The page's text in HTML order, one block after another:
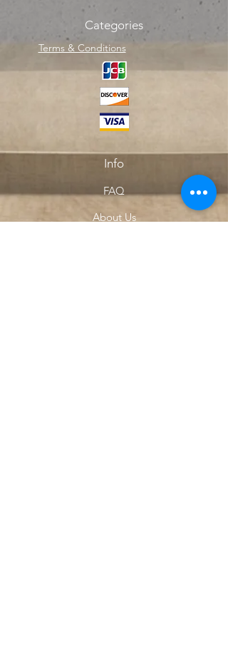
Categories
Terms & Conditions
Info
FAQ
About Us